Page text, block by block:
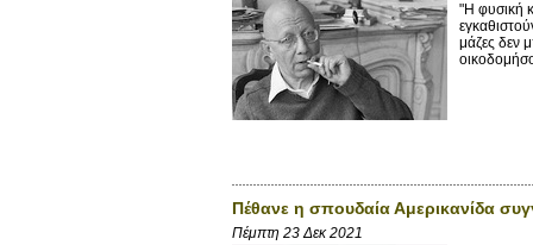
"Η φυσική
μάζες δεν
Πέθανε η σπουδαία Αμερικανίδα
Πέμπτη 23 Δεκ 2021